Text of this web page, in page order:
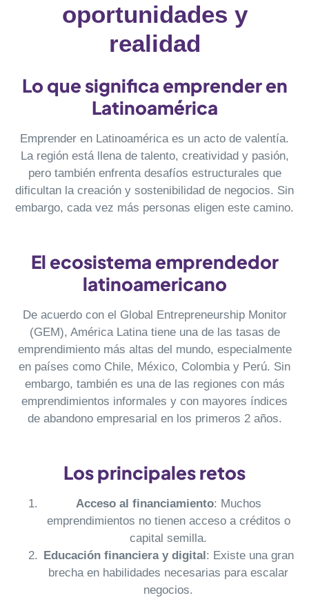
oportunidades y
realidad
Lo que significa emprender en
Latinoamérica
Emprender en Latinoamérica es un acto de valentía.
La región está llena de talento, creatividad y pasión,
pero también enfrenta desafíos estructurales que
dificultan la creación y sostenibilidad de negocios. Sin
embargo, cada vez más personas eligen este camino.
El ecosistema emprendedor
latinoamericano
De acuerdo con el Global Entrepreneurship Monitor
(GEM), América Latina tiene una de las tasas de
emprendimiento más altas del mundo, especialmente
en países como Chile, México, Colombia y Perú. Sin
embargo, también es una de las regiones con más
emprendimientos informales y con mayores índices
de abandono empresarial en los primeros 2 años.
Los principales retos
Acceso al financiamiento: Muchos
emprendimientos no tienen acceso a créditos o
capital semilla.
Educación financiera y digital: Existe una gran
brecha en habilidades necesarias para escalar
negocios.